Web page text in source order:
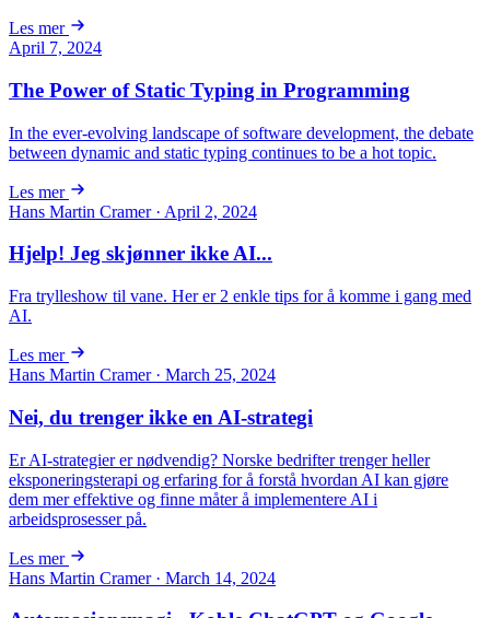
Les mer
April 7, 2024
The Power of Static Typing in Programming
In the ever-evolving landscape of software development, the debate
between dynamic and static typing continues to be a hot topic.
Les mer
Hans Martin Cramer · April 2, 2024
Hjelp! Jeg skjønner ikke AI...
Fra trylleshow til vane. Her er 2 enkle tips for å komme i gang med
AI.
Les mer
Hans Martin Cramer · March 25, 2024
Nei, du trenger ikke en AI-strategi
Er AI-strategier er nødvendig? Norske bedrifter trenger heller
eksponeringsterapi og erfaring for å forstå hvordan AI kan gjøre
dem mer effektive og finne måter å implementere AI i
arbeidsprosesser på.
Les mer
Hans Martin Cramer · March 14, 2024